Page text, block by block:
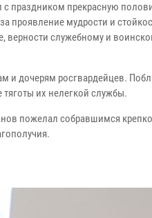
праздником прекрасную
проявление мудрости и
верности служебному и
и дочерям росгвардейцев.
их нелегкой службы.
пожелал собравшимся